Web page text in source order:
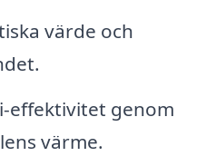
värde och
effektivitet genom
värme.